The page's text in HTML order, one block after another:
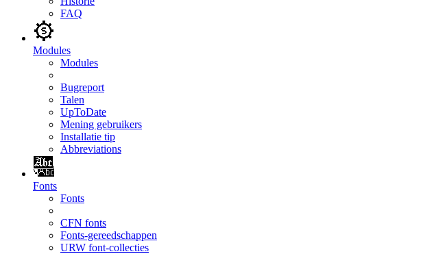
FAQ
Modules
Modules
Bugreport
Talen
UpToDate
Mening gebruikers
Installatie tip
Abbreviations
Fonts
Fonts
CFN fonts
Fonts-gereedschappen
URW font-collecties